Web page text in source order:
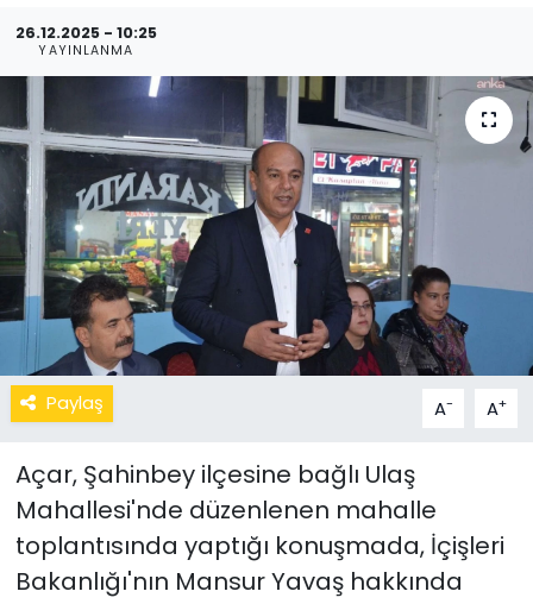
26.12.2025 - 10:25
YAYINLANMA
Paylaş A- A+
Açar, Şahinbey ilçesine bağlı Ulaş
Mahallesi'nde düzenlenen mahalle
toplantısında yaptığı konuşmada, İçişleri
Bakanlığı'nın Mansur Yavaş hakkında